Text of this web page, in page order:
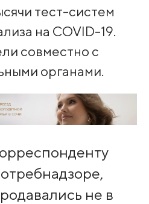
тест-систем
на COVID-19.
совместно с
органами.
не в